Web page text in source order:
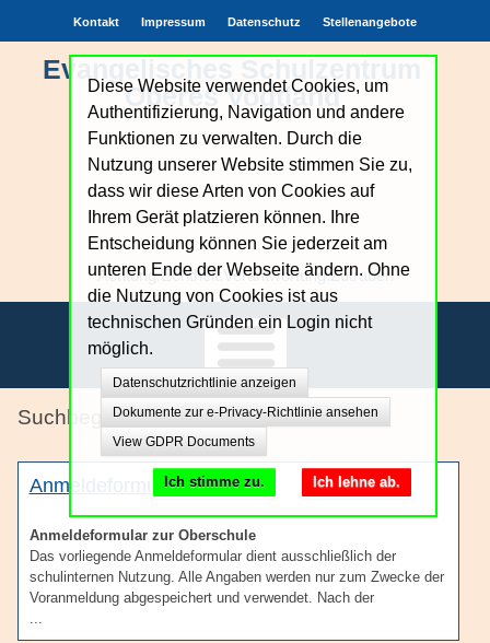
Evangelisches Schulzentrum
Oberes Vogtland
Achtung.Echtheit.Verantwortung.Zutrauen
Kontakt Impressum Datenschutz Stellenangebote
Unsere Schule
Bildungsangebote
Schulgemeinschaft
Schulorganisation
Profile
Anmeldeformular
Anmeldeformular zur Oberschule
Das vorliegende Anmeldeformular dient ausschließlich der
schulinternen Nutzung. Alle Angaben werden nur zum Zwecke der
Voranmeldung abgespeichert und verwendet. Nach der
...
Diese Website verwendet Cookies, um
Authentifizierung, Navigation und andere
Funktionen zu verwalten. Durch die
Nutzung unserer Website stimmen Sie zu,
dass wir diese Arten von Cookies auf
Ihrem Gerät platzieren können. Ihre
Entscheidung können Sie jederzeit am
unteren Ende der Webseite ändern. Ohne
die Nutzung von Cookies ist aus
technischen Gründen ein Login nicht
möglich.
Datenschutzrichtlinie anzeigen
Dokumente zur e-Privacy-Richtlinie ansehen
View GDPR Documents
Ich lehne ab.
Ich stimme zu.